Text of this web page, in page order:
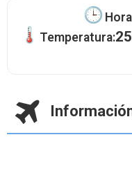
Temperatura: